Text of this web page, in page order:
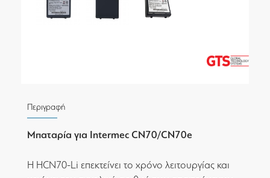
Περιγραφή
Μπαταρία για Intermec CN70/CN70e
Η HCN70-Li επεκτείνει το χρόνο λειτουργίας και